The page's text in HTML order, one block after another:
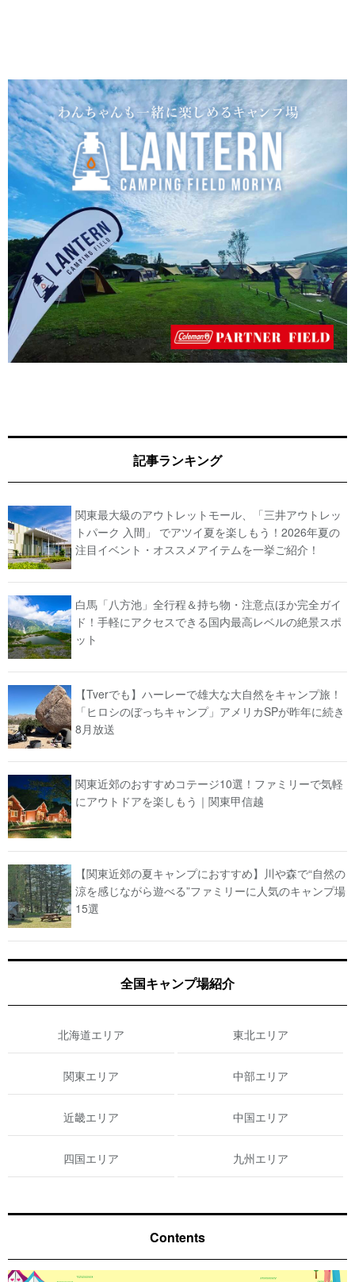
記事ランキング
関東最大級のアウトレットモール、「三井アウトレッ
トパーク 入間」 でアツイ夏を楽しもう！2026年夏の
注目イベント・オススメアイテムを一挙ご紹介！
白馬「八方池」全行程＆持ち物・注意点ほか完全ガイ
ド！手軽にアクセスできる国内最高レベルの絶景スポ
ット
【Tverでも】ハーレーで雄大な大自然をキャンプ旅！
「ヒロシのぼっちキャンプ」アメリカSPが昨年に続き
8月放送
関東近郊のおすすめコテージ10選！ファミリーで気軽
にアウトドアを楽しもう｜関東甲信越
【関東近郊の夏キャンプにおすすめ】川や森で“自然の
涼を感じながら遊べる”ファミリーに人気のキャンプ場
15選
全国キャンプ場紹介
北海道エリア 東北エリア
関東エリア 中部エリア
近畿エリア 中国エリア
四国エリア 九州エリア
Contents